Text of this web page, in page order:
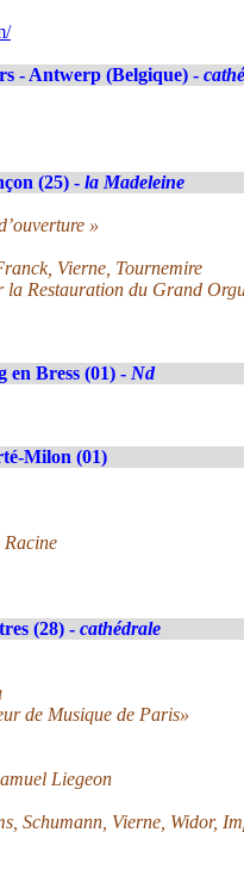
- Antwerp (Belgique) -
(25) - la Madeleine
»
Vierne, Tournemire
Restauration du Grand
en Bress (01) - Nd
Milon (01)
Racine
(28) - cathédrale
de Musique de Paris»
Liegeon
Schumann, Vierne, Widor,